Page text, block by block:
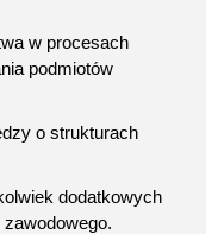
w procesach
podmiotów
o strukturach
dodatkowych